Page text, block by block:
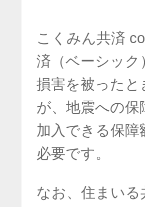
こくみん共済
済（ベーシック
損害を被ったと
が、地震への
加入できる保
必要です。
なお、住まい